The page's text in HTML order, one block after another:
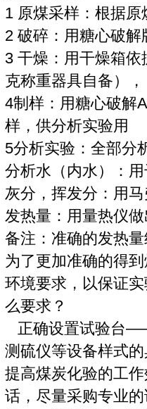
1 原煤采样：根据
2 破碎：用糖心破
3 干燥：用干燥箱
克称重器具自备），
4制样：用糖心破解
样，供分析实验用
5分析实验：全部分
分析水（内水）：
灰分，挥发分：用
发热量：用量热仪
备注：准确的发热
为了更加准确的得
环境要求，以保证
么要求？
正确设置试验台
测硫仪等设备样式
提高煤炭化验的工
话，尽量采购专业